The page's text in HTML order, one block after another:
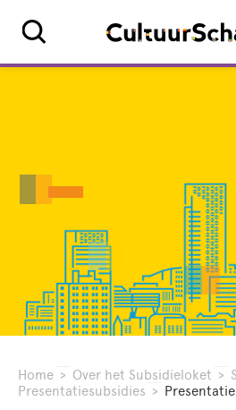
Home > Over het Subsidieloket >
Presentatiesubsidies >